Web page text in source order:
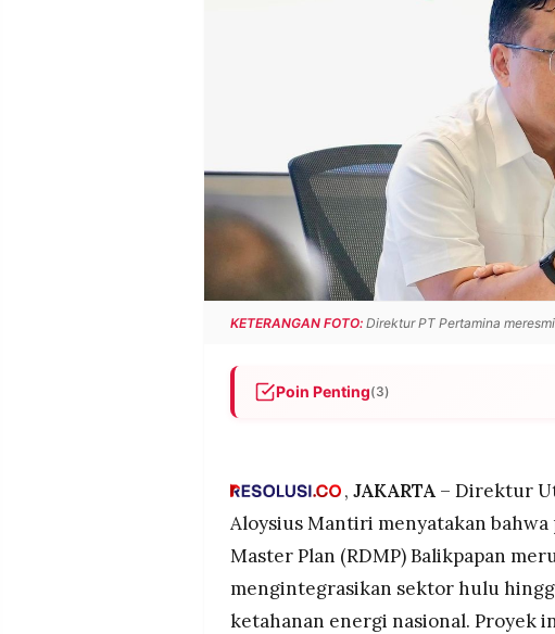
KETERANGAN FOTO: Direktur PT Pertamina
Poin Penting(3)
360 ribu barel per hari dengan BBM
Pertamina targetkan swasembada
dan dua tangki penyimpanan raksasa
, JAKARTA– Direktur
Aloysius Mantiri menyatakan
Master Plan (RDMP) Balikpapan
mengintegrasikan sektor hulu
ketahanan energi nasional. Proyek